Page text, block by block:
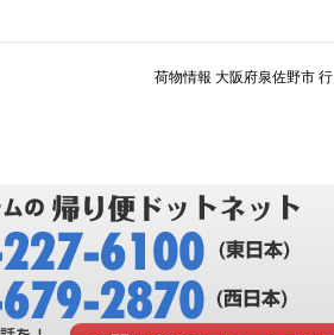
荷物情報 大阪府泉佐野市 行